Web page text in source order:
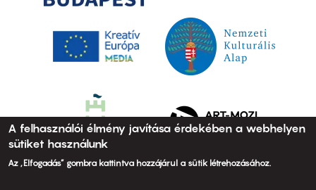
A felhasználói élmény javítása érdekében a webhelyen
sütiket használunk
Az „Elfogadás” gombra kattintva hozzájárul a sütik létrehozásához.